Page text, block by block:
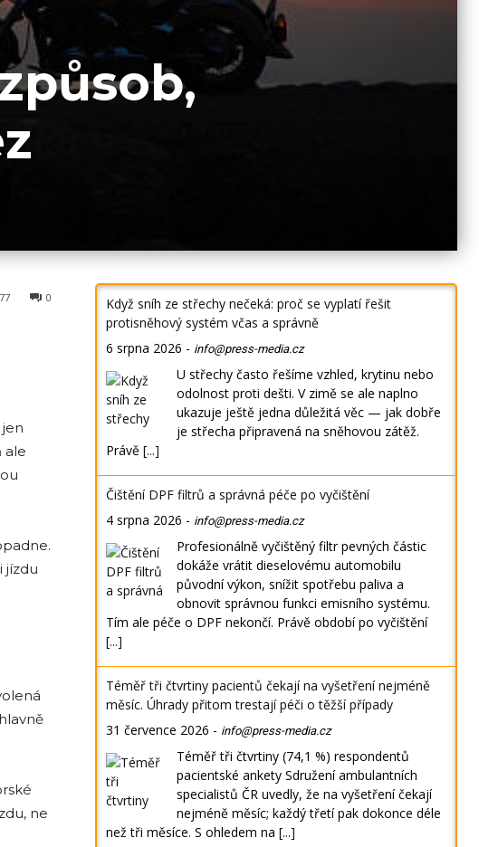
0
ale
jízdu
ne
Když sníh ze střechy nečeká: proč se vyplatí řešit
protisněhový systém včas a správně
6 srpna 2026 - info@press-media.cz
U střechy často řešíme vzhled, krytinu nebo
odolnost proti dešti. V zimě se ale naplno
ukazuje ještě jedna důležitá věc — jak dobře
je střecha připravená na sněhovou zátěž.
Právě [...]
Čištění DPF filtrů a správná péče po vyčištění
4 srpna 2026 - info@press-media.cz
Profesionálně vyčištěný filtr pevných částic
dokáže vrátit dieselovému automobilu
původní výkon, snížit spotřebu paliva a
obnovit správnou funkci emisního systému.
Tím ale péče o DPF nekončí. Právě období po vyčištění
[...]
Téměř tři čtvrtiny pacientů čekají na vyšetření nejméně
měsíc. Úhrady přitom trestají péči o těžší případy
31 července 2026 - info@press-media.cz
Téměř tři čtvrtiny (74,1 %) respondentů
pacientské ankety Sdružení ambulantních
specialistů ČR uvedly, že na vyšetření čekají
nejméně měsíc; každý třetí pak dokonce déle
než tři měsíce. S ohledem na [...]